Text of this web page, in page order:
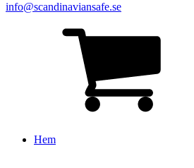
info@scandinaviansafe.se
Hem